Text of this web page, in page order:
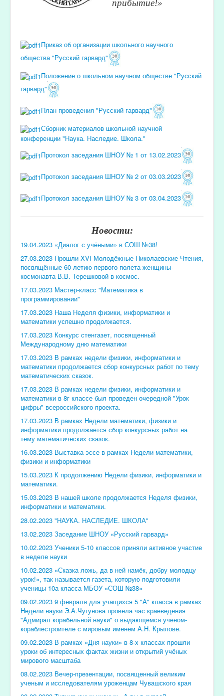
прибытие!»
Приказ об организации школьного научного
общества "Русский гарвард"
Положение о школьном научном обществе "Русский
гарвард"
План проведения "Русский гарвард"
Сборник материалов школьной научной
конференции "Наука. Наследие. Школа."
Протокол заседания ШНОУ № 1 от 13.02.2023
Протокол заседания ШНОУ № 2 от 03.03.2023
Протокол заседания ШНОУ № 3 от 03.04.2023
Новости:
19.04.2023 «Диалог с учёными» в СОШ №38!
27.03.2023 Прошли XVI Молодёжные Николаевские Чтения,
посвящённые 60-летию первого полета женщины-
космонавта В.В. Терешковой в космос.
17.03.2023 Мастер-класс "Математика в
программировании"
17.03.2023 Наша Неделя физики, информатики и
математики успешно продолжается.
17.03.2023 Конкурс стенгазет, посвященный
Международному дню математики
17.03.2023 В рамках недели физики, информатики и
математики продолжается сбор конкурсных работ по тему
математических сказок.
17.03.2023 В рамках недели физики, информатики и
математики в 8г классе был проведен очередной "Урок
цифры" всероссийского проекта.
17.03.2023 В рамках Недели математики, физики и
информатики продолжается сбор конкурсных работ на
тему математических сказок.
16.03.2023 Выставка эссе в рамках Недели математики,
физики и информатики
15.03.2023 К продолжению Недели физики, информатики и
математики.
15.03.2023 В нашей школе продолжается Неделя физики,
информатики и математики.
28.02.2023 "НАУКА. НАСЛЕДИЕ. ШКОЛА"
13.02.2023 Заседание ШНОУ «Русский гарвард»
10.02.2023 Ученики 5-10 классов приняли активное участие
в неделе науки
10.02.2023 «Сказка ложь, да в ней намёк, добру молодцу
урок!», так называется газета, которую подготовили
ученицы 10а класса МБОУ «СОШ №38»
09.02.2023 9 февраля для учащихся 5 "А" класса в рамках
Недели науки Э.А.Чугунова провела час краеведения
"Адмирал корабельной науки" о выдающемся ученом-
кораблестроителе с мировым именем А.Н. Крылове.
09.02.2023 В рамках «Дня науки» в 8-х классах прошли
уроки об интересных фактах жизни и открытий учёных
мирового масштаба
08.02.2023 Вечер-презентации, посвященный великим
ученым и исследователям уроженцам Чувашского края